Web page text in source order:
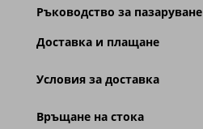
Ръководство за пазаруване
Доставка и плащане
Условия за доставка
Връщане на стока